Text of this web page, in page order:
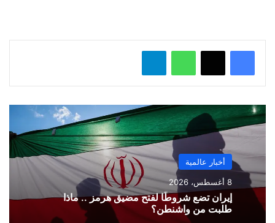
واتساب
أخبار عالمية
8 أغسطس، 2026
إيران تضع شروطًا لفتح مضيق هرمز .. ماذا
طلبت من واشنطن؟